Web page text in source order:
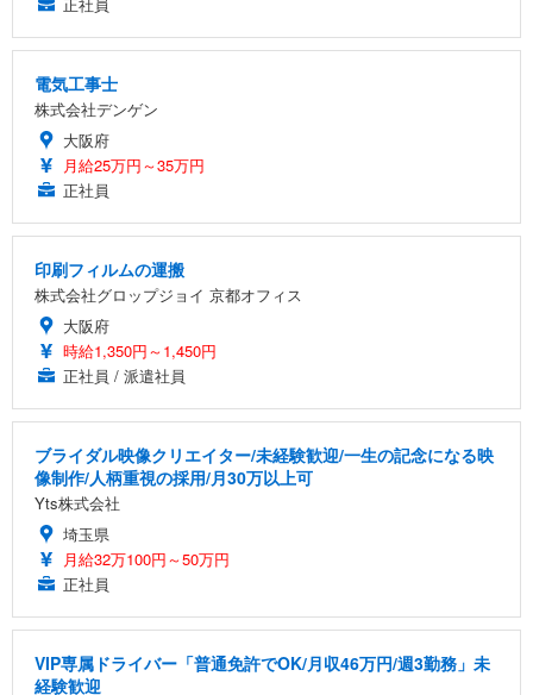
電気工事士
株式会社デンゲン
大阪府
月給25万円～35万円
正社員
印刷フィルムの運搬
株式会社グロップジョイ 京都オフィス
大阪府
時給1,350円～1,450円
正社員 / 派遣社員
ブライダル映像クリエイター/未経験歓迎/一生の記念になる映
像制作/人柄重視の採用/月30万以上可
Yts株式会社
埼玉県
月給32万100円～50万円
正社員
VIP専属ドライバー「普通免許でOK/月収46万円/週3勤務」未
経験歓迎